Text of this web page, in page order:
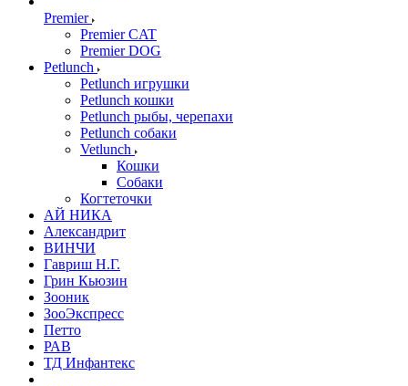
Premier
Premier CAT
Premier DOG
Petlunch
Petlunch игрушки
Petlunch кошки
Petlunch рыбы, черепахи
Petlunch собаки
Vetlunch
Кошки
Собаки
Когтеточки
АЙ НИКА
Александрит
ВИНЧИ
Гавриш Н.Г.
Грин Кьюзин
Зооник
ЗооЭкспресс
Петто
РАВ
ТД Инфантекс